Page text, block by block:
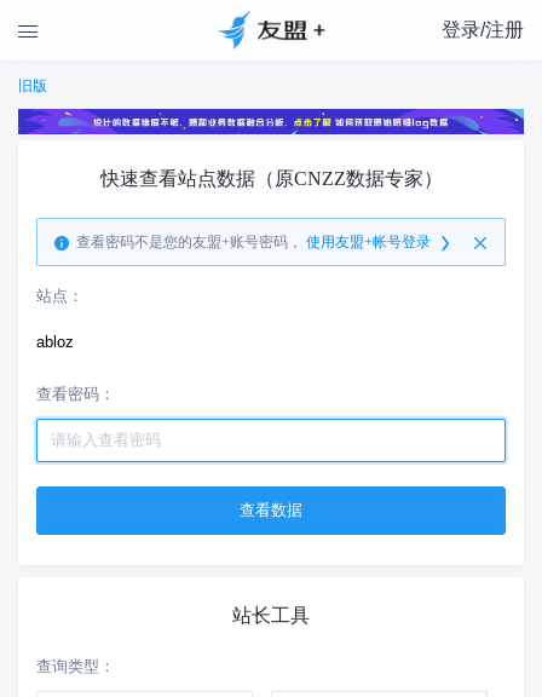
 登录/注册
旧版
快速查看站点数据（原CNZZ数据专家）
查看密码不是您的友盟+账号密码， 使用友盟+帐号登录
站点：
abloz
查看密码：
站长工具
查询类型：